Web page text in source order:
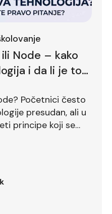
ili Node – kako
i da li je to
Početnici često
presudan, ali u
principe koji se